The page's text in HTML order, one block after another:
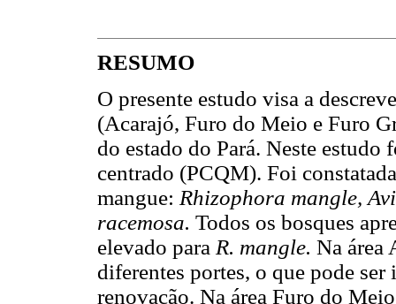
RESUMO
O presente estudo visa a
(Acarajó, Furo do Meio e Furo
do estado do Pará. Neste
centrado (PCQM). Foi
mangue: Rhizophora mangle,
racemosa. Todos os bosques
elevado para R. mangle. Na área
diferentes portes, o que pode
renovação. Na área Furo do